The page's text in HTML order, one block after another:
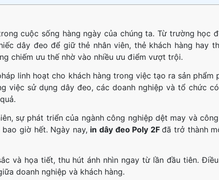
cuộc sống hàng ngày của chúng ta. Từ trường học
dây đeo để giữ thẻ nhân viên, thẻ khách hàng hay
chiếm ưu thế nhờ vào nhiều ưu điểm vượt trội.
linh hoạt cho khách hàng trong việc tạo ra sản phẩm
việc sử dụng dây đeo, các doanh nghiệp và tổ chức
sự phát triển của ngành công nghiệp dệt may và
giờ hết. Ngày nay, in dây đeo Poly 2Fđã trở thành
và họa tiết, thu hút ánh nhìn ngay từ lần đầu tiên.
doanh nghiệp và khách hàng.